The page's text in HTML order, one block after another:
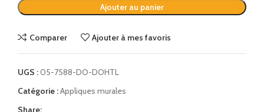
Ajouter au panier
Comparer Ajouter à mes favoris
UGS :05-7588-DO-DOHTL
Catégorie :Appliques murales